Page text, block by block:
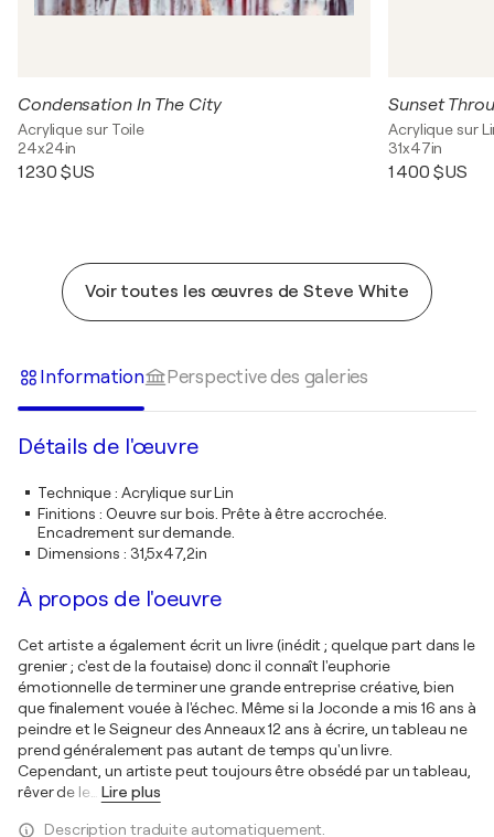
Condensation In The City
Acrylique sur Toile
24x24in
1 230 $US
Sunset
Acrylique sur
31x47in
1 400 $US
Voir toutes les œuvres de Steve White
Information Perspective des galeries
Détails de l'œuvre
Technique: Acrylique sur Lin
Finitions : Oeuvre sur bois. Prête à être accrochée.
Encadrement sur demande.
Dimensions : 31,5x47,2in
À propos de l'oeuvre
Cet artiste a également écrit un livre (inédit ; quelque part dans le
grenier ; c'est de la foutaise) donc il connaît l'euphorie
émotionnelle de terminer une grande entreprise créative, bien
que finalement vouée à l'échec. Même si la Joconde a mis 16 ans à
peindre et le Seigneur des Anneaux 12 ans à écrire, un tableau ne
prend généralement pas autant de temps qu'un livre.
Cependant, un artiste peut toujours être obsédé par un tableau,
rêver de le… Lire plus
Description traduite automatiquement.